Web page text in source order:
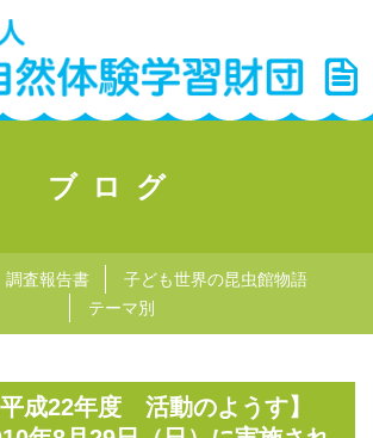
ブログ
調査報告書
子ども世界の昆虫館物語
テーマ別
平成22年度 活動のようす】